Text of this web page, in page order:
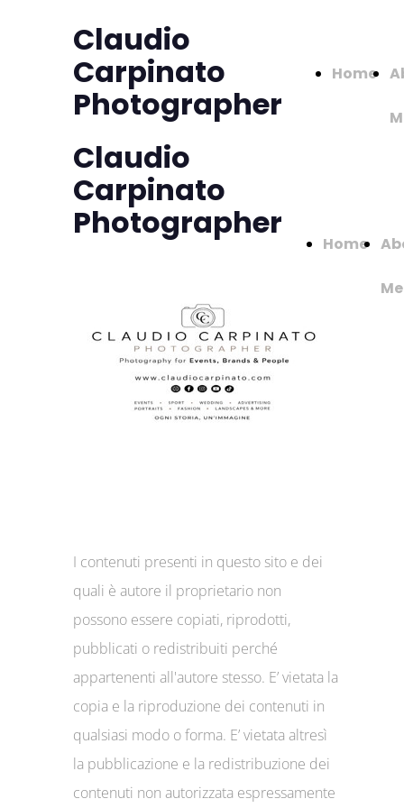
Claudio
Carpinato
Photographer
Home
Claudio
Carpinato
Photographer
Home
Me
I contenuti presenti in questo sito e dei
quali è autore il proprietario non
possono essere copiati, riprodotti,
pubblicati o redistribuiti perché
appartenenti all'autore stesso. E’ vietata la
copia e la riproduzione dei contenuti in
qualsiasi modo o forma. E’ vietata altresì
la pubblicazione e la redistribuzione dei
contenuti non autorizzata espressamente